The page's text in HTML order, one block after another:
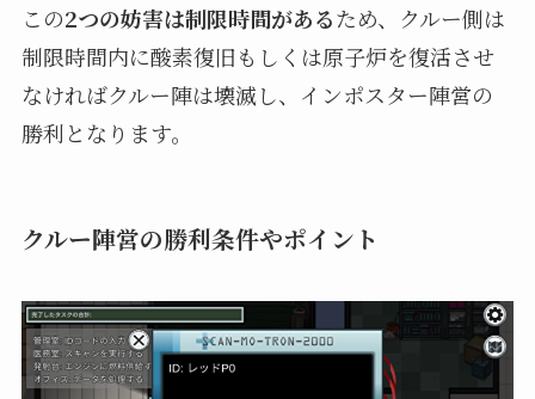
この2つの妨害は制限時間があるため、クルー側は
制限時間内に酸素復旧もしくは原子炉を復活させ
なければクルー陣は壊滅し、インポスター陣営の
勝利となります。
クルー陣営の勝利条件やポイント